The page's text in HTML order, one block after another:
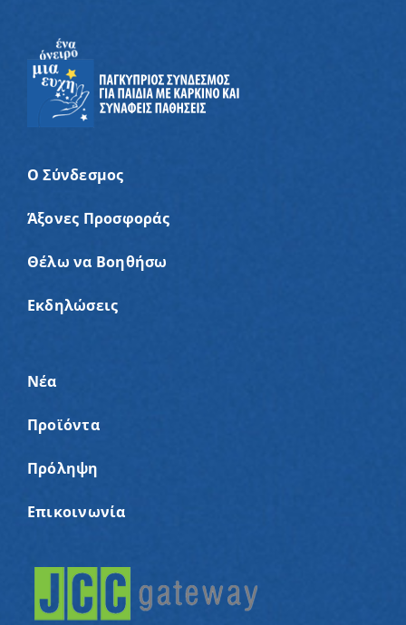
Ο Σύνδεσμος
Άξονες Προσφοράς
Θέλω να Βοηθήσω
Εκδηλώσεις
Νέα
Προϊόντα
Πρόληψη
Επικοινωνία